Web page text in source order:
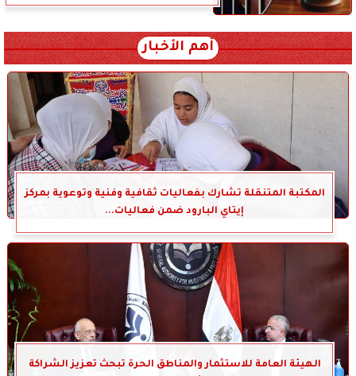
أهم الأخبار
المكتبة المتنقلة تشارك بفعاليات ثقافية وفنية وتوعوية بمركز
إيتاي البارود ضمن فعاليات...
الهيئة العامة للاستثمار والمناطق الحرة تبحث تعزيز الشراكة